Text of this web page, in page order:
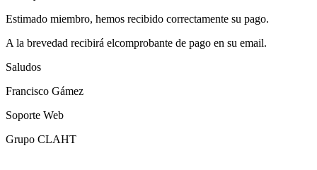
Estimado miembro, hemos recibido correctamente su pago.
A la brevedad recibirá elcomprobante de pago en su email.
Saludos
Francisco Gámez
Soporte Web
Grupo CLAHT